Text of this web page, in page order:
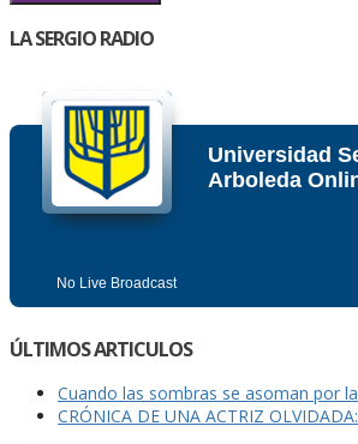
LA SERGIO RADIO
ÚLTIMOS ARTICULOS
Cuando las sombras se asoman por
CRÓNICA DE UNA ACTRIZ